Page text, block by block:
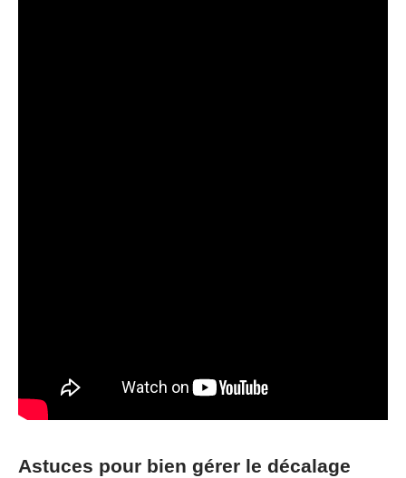
Astuces pour bien gérer le décalage